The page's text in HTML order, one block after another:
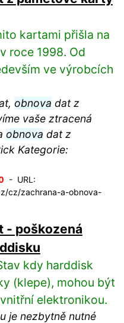
kartami přišla na
roce 1998. Od
ve výrobcích
obnova dat z
vaše ztracená
obnova dat z
Kategorie:
- URL:
cz/zachrana-a-obnova-
- poškozená
kdy harddisk
(klepe), mohou být
elektronikou.
je nezbytně nutné